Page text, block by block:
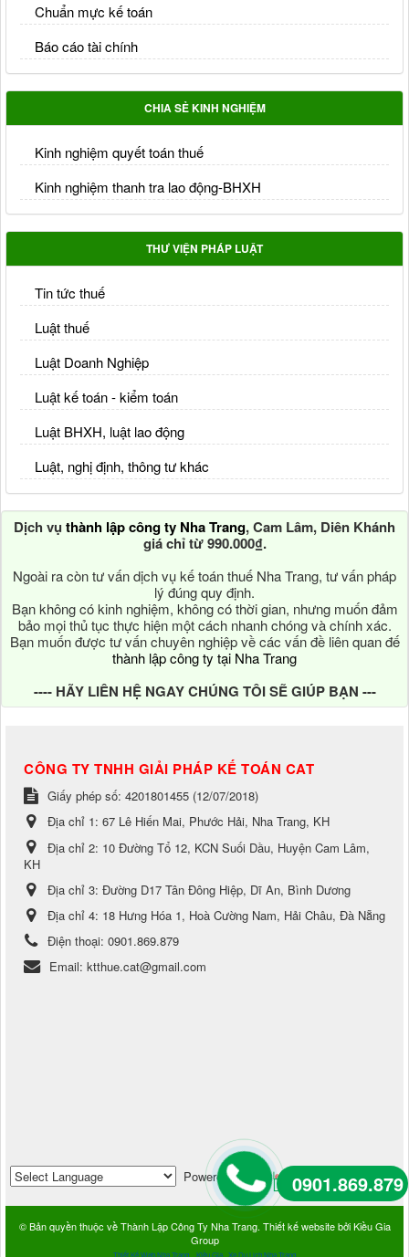
Chuẩn mực kế toán
Báo cáo tài chính
CHIA SẺ KINH NGHIỆM
Kinh nghiệm quyết toán thuế
Kinh nghiệm thanh tra lao động-BHXH
THƯ VIỆN PHÁP LUẬT
Tin tức thuế
Luật thuế
Luật Doanh Nghiệp
Luật kế toán - kiểm toán
Luật BHXH, luật lao động
Luật, nghị định, thông tư khác
Dịch vụ thành lập công ty Nha Trang, Cam Lâm, Diên Khánh
giá chỉ từ 990.000₫.
Ngoài ra còn tư vấn dịch vụ kế toán thuế Nha Trang, tư vấn pháp
lý đúng quy định.
Bạn không có kinh nghiệm, không có thời gian, nhưng muốn đảm
bảo mọi thủ tục thực hiện một cách nhanh chóng và chính xác.
Bạn muốn được tư vấn chuyên nghiệp về các vấn đề liên quan đế
thành lập công ty tại Nha Trang
---- HÃY LIÊN HỆ NGAY CHÚNG TÔI SẼ GIÚP BẠN ---
CÔNG TY TNHH GIẢI PHÁP KẾ TOÁN CAT
Giấy phép số: 4201801455 (12/07/2018)
Địa chỉ 1: 67 Lê Hiến Mai, Phước Hải, Nha Trang, KH
Địa chỉ 2: 10 Đường Tổ 12, KCN Suối Dầu, Huyện Cam Lâm,
KH
Địa chỉ 3: Đường D17 Tân Đông Hiệp, Dĩ An, Bình Dương
Địa chỉ 4: 18 Hưng Hóa 1, Hoà Cường Nam, Hải Châu, Đà Nẵng
Điện thoại: 0901.869.879
Email: ktthue.cat@gmail.com
Powered by Translate
© Bản quyền thuộc vềThành Lập Công Ty Nha Trang. Thiết kế websitebởiKiều Gia
Group
Thiết Kế Web Nha Trang Kiều Gia Xe Du Lịch Nha Trang
0901.869.879